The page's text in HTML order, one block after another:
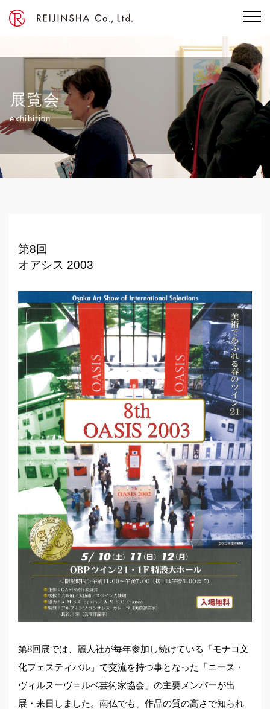
展覧会
exhibition
第8回
オアシス 2003
第8回展では、麗人社が毎年参加し続けている「モナコ文
化フェスティバル」で交流を持つ事となった「ニース・
ヴィルヌーヴ＝ルベ芸術家協会」の主要メンバーが出
展・来日しました。南仏でも、作品の質の高さで知られ